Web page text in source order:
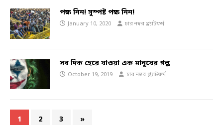
পক্ষ নিন! সুস্পষ্ট পক্ষ নিন!
January 10, 2020 চার নম্বর প্ল্যাটফর্ম
সব দিক হেরে যাওয়া এক মানুষের গল্প
October 19, 2019 চার নম্বর প্ল্যাটফর্ম
1 2 3 »